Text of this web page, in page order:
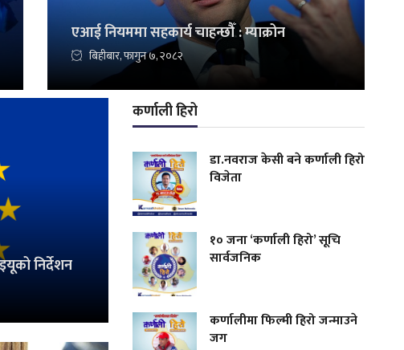
एआई नियममा सहकार्य चाहन्छौँ : म्याक्रोन
बिहीबार, फागुन ७, २०८२
निर्देशन
कर्णाली हिरो
डा.नवराज केसी बने कर्णाली हिरो
विजेता
१० जना ‘कर्णाली हिरो’ सूचि
सार्वजनिक
कर्णालीमा फिल्मी हिरो जन्माउने
जग